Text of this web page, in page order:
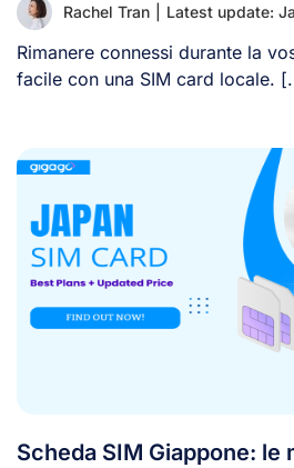
Rachel Tran Latest update:
Rimanere connessi durante la
facile con una SIM card locale.
Scheda SIM Giappone: le